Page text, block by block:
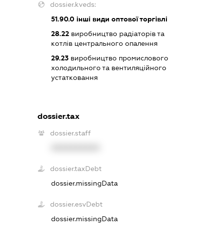
dossier.kveds:
51.90.0 інші види оптової торгівлі
28.22 виробництво радіаторів та
котлів центрального опалення
29.23 виробництво промислового
холодильного та вентиляційного
устатковання
dossier.tax
dossier.staff
dossier.taxDebt
dossier.missingData
dossier.esvDebt
dossier.missingData